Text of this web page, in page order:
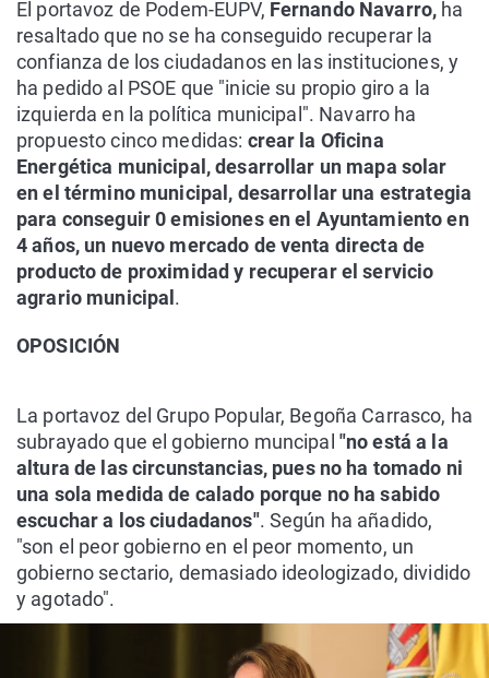
El portavoz de Podem-EUPV, Fernando Navarro, ha
resaltado que no se ha conseguido recuperar la
confianza de los ciudadanos en las instituciones, y
ha pedido al PSOE que "inicie su propio giro a la
izquierda en la política municipal". Navarro ha
propuesto cinco medidas: crear la Oficina
Energética municipal, desarrollar un mapa solar
en el término municipal, desarrollar una estrategia
para conseguir 0 emisiones en el Ayuntamiento en
4 años, un nuevo mercado de venta directa de
producto de proximidad y recuperar el servicio
agrario municipal .
OPOSICIÓN
La portavoz del Grupo Popular, Begoña Carrasco, ha
subrayado que el gobierno muncipal "no está a la
altura de las circunstancias, pues no ha tomado ni
una sola medida de calado porque no ha sabido
escuchar a los ciudadanos". Según ha añadido,
"son el peor gobierno en el peor momento, un
gobierno sectario, demasiado ideologizado, dividido
y agotado".